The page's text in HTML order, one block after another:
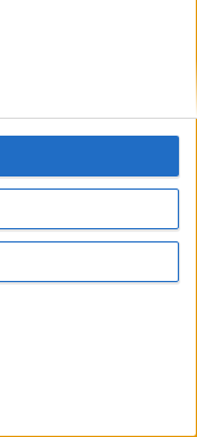
generales|Política
de León 47 - 28006
593 2767